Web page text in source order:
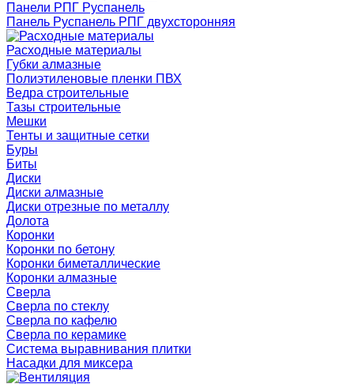
Панели РПГ Руспанель
Панель Руспанель РПГ двухсторонняя
Расходные материалы
Губки алмазные
Полиэтиленовые пленки ПВХ
Ведра строительные
Тазы строительные
Мешки
Тенты и защитные сетки
Буры
Биты
Диски
Диски алмазные
Диски отрезные по металлу
Долота
Коронки
Коронки по бетону
Коронки биметаллические
Коронки алмазные
Сверла
Сверла по стеклу
Сверла по кафелю
Сверла по керамике
Система выравнивания плитки
Насадки для миксера